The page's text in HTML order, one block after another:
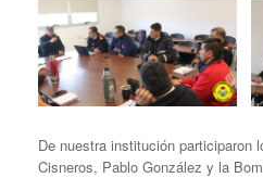
De nuestra institución participaron
Cisneros, Pablo González y la